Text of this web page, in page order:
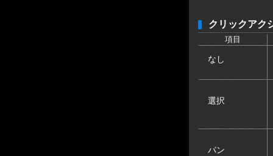
クリックアク
項目
なし
選択
パン